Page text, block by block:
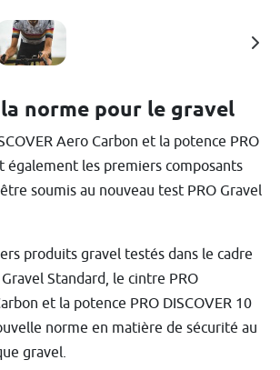
norme pour le gravel
Aero Carbon et la potence PRO
également les premiers composants
être soumis au nouveau test PRO Gravel
produits gravel testés dans le cadre
Standard, le cintre PRO
et la potence PRO DISCOVER 10
norme en matière de sécurité au
gravel.